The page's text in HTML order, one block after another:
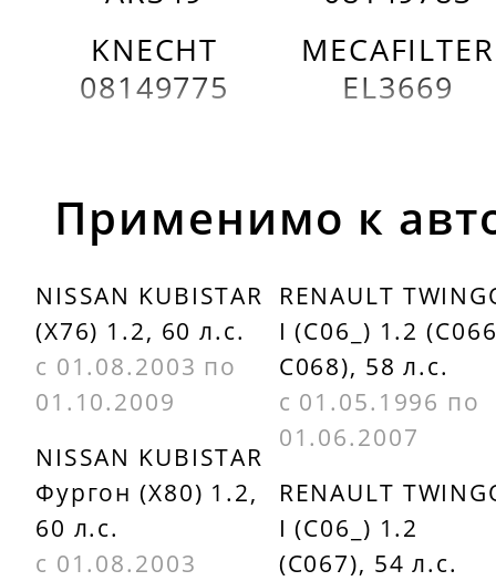
KNECHT
08149775
MECAFILTER
EL3669
Применимо к
NISSAN KUBISTAR
(X76) 1.2, 60 л.с.
с 01.08.2003 по
01.10.2009
NISSAN KUBISTAR
Фургон (X80) 1.2,
60 л.с.
с 01.08.2003
RENAULT
I (C06_) 1.2
C068), 58 л.с.
с 01.05.1996 по
01.06.2007
RENAULT
I (C06_) 1.2
(C067), 54 л.с.